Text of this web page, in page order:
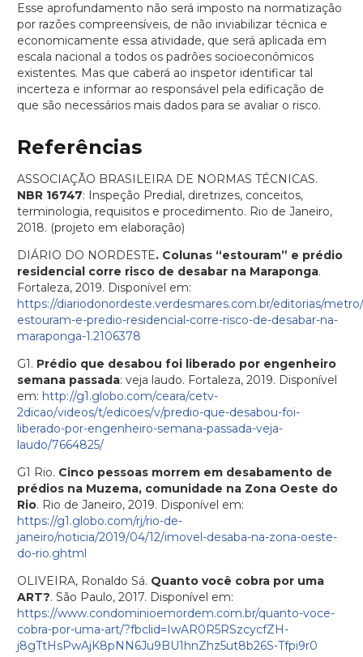
Esse aprofundamento não será imposto na normatização
por razões compreensíveis, de não inviabilizar técnica e
economicamente essa atividade, que será aplicada em
escala nacional a todos os padrões socioeconômicos
existentes. Mas que caberá ao inspetor identificar tal
incerteza e informar ao responsável pela edificação de
que são necessários mais dados para se avaliar o risco.
Referências
ASSOCIAÇÃO BRASILEIRA DE NORMAS TÉCNICAS.
NBR 16747: Inspeção Predial, diretrizes, conceitos,
terminologia, requisitos e procedimento. Rio de Janeiro,
2018. (projeto em elaboração)
DIÁRIO DO NORDESTE. Colunas “estouram” e prédio
residencial corre risco de desabar na Maraponga.
Fortaleza, 2019. Disponível em:
https://diariodonordeste.verdesmares.com.br/editorias/
estouram-e-predio-residencial-corre-risco-de-desabar-na-
maraponga-1.2106378
G1. Prédio que desabou foi liberado por engenheiro
semana passada: veja laudo. Fortaleza, 2019. Disponível
em: http://g1.globo.com/ceara/cetv-
2dicao/videos/t/edicoes/v/predio-que-desabou-foi-
liberado-por-engenheiro-semana-passada-veja-
laudo/7664825/
G1 Rio. Cinco pessoas morrem em desabamento de
prédios na Muzema, comunidade na Zona Oeste do
Rio. Rio de Janeiro, 2019. Disponível em:
https://g1.globo.com/rj/rio-de-
janeiro/noticia/2019/04/12/imovel-desaba-na-zona-oeste-
do-rio.ghtml
OLIVEIRA, Ronaldo Sá. Quanto você cobra por uma
ART?. São Paulo, 2017. Disponível em:
https://www.condominioemordem.com.br/quanto-voce-
cobra-por-uma-art/?fbclid=IwAR0R5RSzcycfZH-
j8gTtHsPwAjK8pNN6Ju9BU1hnZhz5ut8b26S-Tfpi9r0